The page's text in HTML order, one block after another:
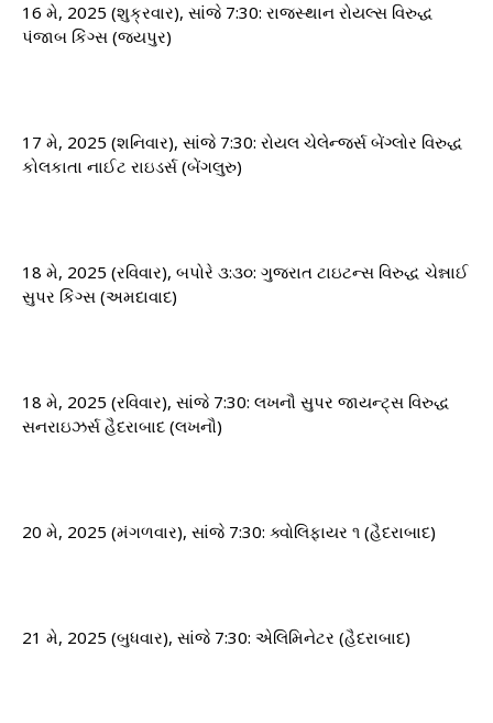
16 મે, 2025 (શુક્રવાર), સાંજે 7:30: રાજસ્થાન રોયલ્સ વિરુદ્ધ
પંજાબ કિંગ્સ (જયપુર)
17 મે, 2025 (શનિવાર), સાંજે 7:30: રોયલ ચેલેન્જર્સ બેંગ્લોર વિરુદ્ધ
કોલકાતા નાઈટ રાઇડર્સ (બેંગલુરુ)
18 મે, 2025 (રવિવાર), બપોરે ૩:૩૦: ગુજરાત ટાઇટન્સ વિરુદ્ધ ચેન્નાઈ
સુપર કિંગ્સ (અમદાવાદ)
18 મે, 2025 (રવિવાર), સાંજે 7:30: લખનૌ સુપર જાયન્ટ્સ વિરુદ્ધ
સનરાઇઝર્સ હૈદરાબાદ (લખનૌ)
20 મે, 2025 (મંગળવાર), સાંજે 7:30: ક્વોલિફાયર ૧ (હૈદરાબાદ)
21 મે, 2025 (બુધવાર), સાંજે 7:30: એલિમિનેટર (હૈદરાબાદ)